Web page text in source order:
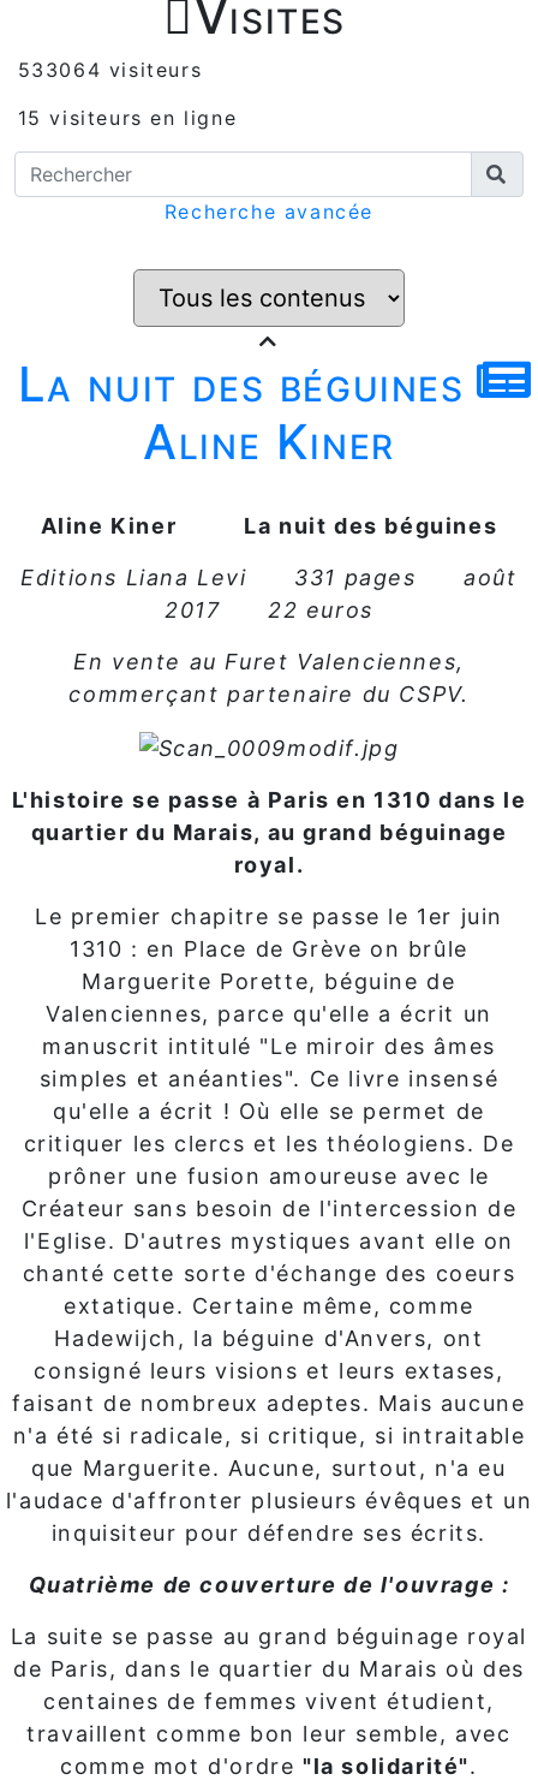
Visites
533064 visiteurs
15 visiteurs en ligne
Recherche avancée
La nuit des béguines
Aline Kiner
Aline Kiner La nuit des béguines
Editions Liana Levi 331 pages août
2017 22 euros
En vente au Furet Valenciennes,
commerçant partenaire du CSPV.
L'histoire se passe à Paris en 1310 dans le
quartier du Marais, au grand béguinage
royal.
Le premier chapitre se passe le 1er juin
1310 : en Place de Grève on brûle
Marguerite Porette, béguine de
Valenciennes, parce qu'elle a écrit un
manuscrit intitulé "Le miroir des âmes
simples et anéanties". Ce livre insensé
qu'elle a écrit ! Où elle se permet de
critiquer les clercs et les théologiens. De
prôner une fusion amoureuse avec le
Créateur sans besoin de l'intercession de
l'Eglise. D'autres mystiques avant elle on
chanté cette sorte d'échange des coeurs
extatique. Certaine même, comme
Hadewijch, la béguine d'Anvers, ont
consigné leurs visions et leurs extases,
faisant de nombreux adeptes. Mais aucune
n'a été si radicale, si critique, si intraitable
que Marguerite. Aucune, surtout, n'a eu
l'audace d'affronter plusieurs évêques et un
inquisiteur pour défendre ses écrits.
Quatrième de couverture de l'ouvrage :
La suite se passe au grand béguinage royal
de Paris, dans le quartier du Marais où des
centaines de femmes vivent étudient,
travaillent comme bon leur semble, avec
comme mot d'ordre"la solidarité".